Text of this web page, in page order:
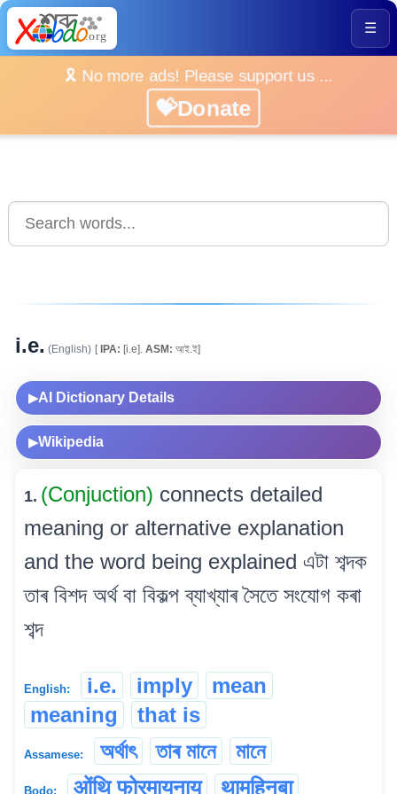
☰
🎗️ No more ads! Please support us ...
💝Donate
i.e. (English) [IPA: [i.e]. ASM: আই.ই]
▶AI Dictionary Details
▶Wikipedia
1. (Conjuction) connects detailed
meaning or alternative explanation
and the word being explained এটা শব্দক
তাৰ বিশদ অৰ্থ বা বিকল্প ব্যাখ্যাৰ সৈতে সংযোগ কৰা
শব্দ
English: i.e. imply
mean
meaning
that is
Assamese: অৰ্থাৎ তাৰ মানে মানে
Bodo: ओंथि फोरमायनाय थामहिनबा